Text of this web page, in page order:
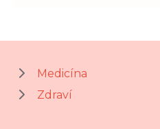
Medicína
Zdraví